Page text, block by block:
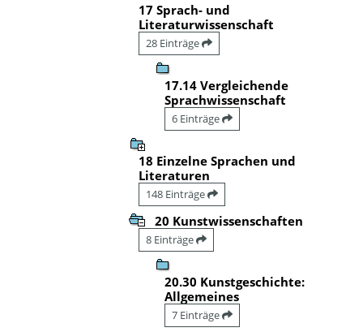
17 Sprach- und
Literaturwissenschaft
28 Einträge
17.14 Vergleichende
Sprachwissenschaft
6 Einträge
18 Einzelne Sprachen und
Literaturen
148 Einträge
20 Kunstwissenschaften
8 Einträge
20.30 Kunstgeschichte:
Allgemeines
7 Einträge